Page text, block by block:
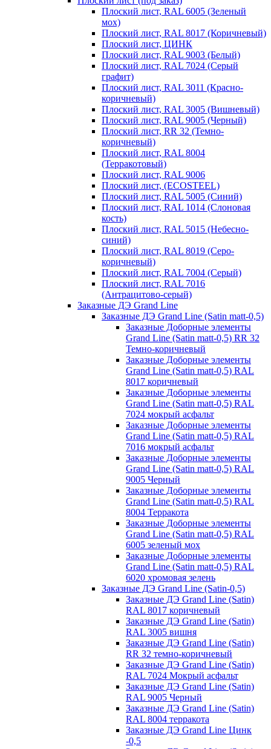
Плоский лист, RAL 6005 (Зеленый
мох)
Плоский лист, RAL 8017 (Коричневый)
Плоский лист, ЦИНК
Плоский лист, RAL 9003 (Белый)
Плоский лист, RAL 7024 (Серый
графит)
Плоский лист, RAL 3011 (Красно-
коричневый)
Плоский лист, RAL 3005 (Вишневый)
Плоский лист, RAL 9005 (Черный)
Плоский лист, RR 32 (Темно-
коричневый)
Плоский лист, RAL 8004
(Терракотовый)
Плоский лист, RAL 9006
Плоский лист, (ECOSTEEL)
Плоский лист, RAL 5005 (Синий)
Плоский лист, RAL 1014 (Слоновая
кость)
Плоский лист, RAL 5015 (Небесно-
синий)
Плоский лист, RAL 8019 (Серо-
коричневый)
Плоский лист, RAL 7004 (Серый)
Плоский лист, RAL 7016
(Антрацитово-серый)
Заказные ДЭ Grand Line
Заказные ДЭ Grand Line (Satin matt-0,5)
Заказные Доборные элементы
Grand Line (Satin matt-0,5) RR 32
Темно-коричневый
Заказные Доборные элементы
Grand Line (Satin matt-0,5) RAL
8017 коричневый
Заказные Доборные элементы
Grand Line (Satin matt-0,5) RAL
7024 мокрый асфальт
Заказные Доборные элементы
Grand Line (Satin matt-0,5) RAL
7016 мокрый асфальт
Заказные Доборные элементы
Grand Line (Satin matt-0,5) RAL
9005 Черный
Заказные Доборные элементы
Grand Line (Satin matt-0,5) RAL
8004 Терракота
Заказные Доборные элементы
Grand Line (Satin matt-0,5) RAL
6005 зеленый мох
Заказные Доборные элементы
Grand Line (Satin matt-0,5) RAL
6020 хромовая зелень
Заказные ДЭ Grand Line (Satin-0,5)
Заказные ДЭ Grand Line (Satin)
RAL 8017 коричневый
Заказные ДЭ Grand Line (Satin)
RAL 3005 вишня
Заказные ДЭ Grand Line (Satin)
RR 32 темно-коричневый
Заказные ДЭ Grand Line (Satin)
RAL 7024 Мокрый асфальт
Заказные ДЭ Grand Line (Satin)
RAL 9005 Черный
Заказные ДЭ Grand Line (Satin)
RAL 8004 терракота
Заказные ДЭ Grand Line Цинк
-0,5